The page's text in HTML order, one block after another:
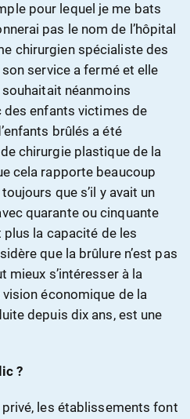
pour lequel je me bats
pas le nom de l’hôpital
chirurgien spécialiste des
service a fermé et elle
souhaitait néanmoins
des enfants victimes de
brûlés a été
chirurgie plastique de la
cela rapporte beaucoup
que s’il y avait un
quarante ou cinquante
plus la capacité de les
que la brûlure n’est pas
mieux s’intéresser à la
économique de la
depuis dix ans, est une
?
privé, les établissements font